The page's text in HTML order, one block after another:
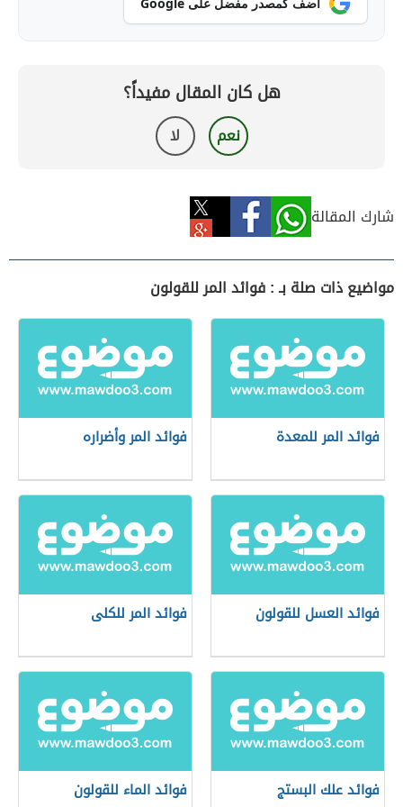
هل كان المقال مفيداً؟
نعم لا
شارك المقالة
مواضيع ذات صلة بـ : فوائد المر للقولون
فوائد المر للمعدة فوائد المر وأضراره
فوائد العسل للقولون فوائد المر للكلى
فوائد علك البستج فوائد الماء للقولون